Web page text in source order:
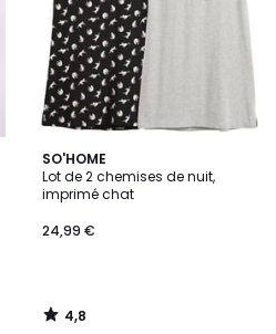
SO'HOME
Lot de 2 chemises de nuit,
imprimé chat
24,99 €
4,8
/ 5
4,8
/